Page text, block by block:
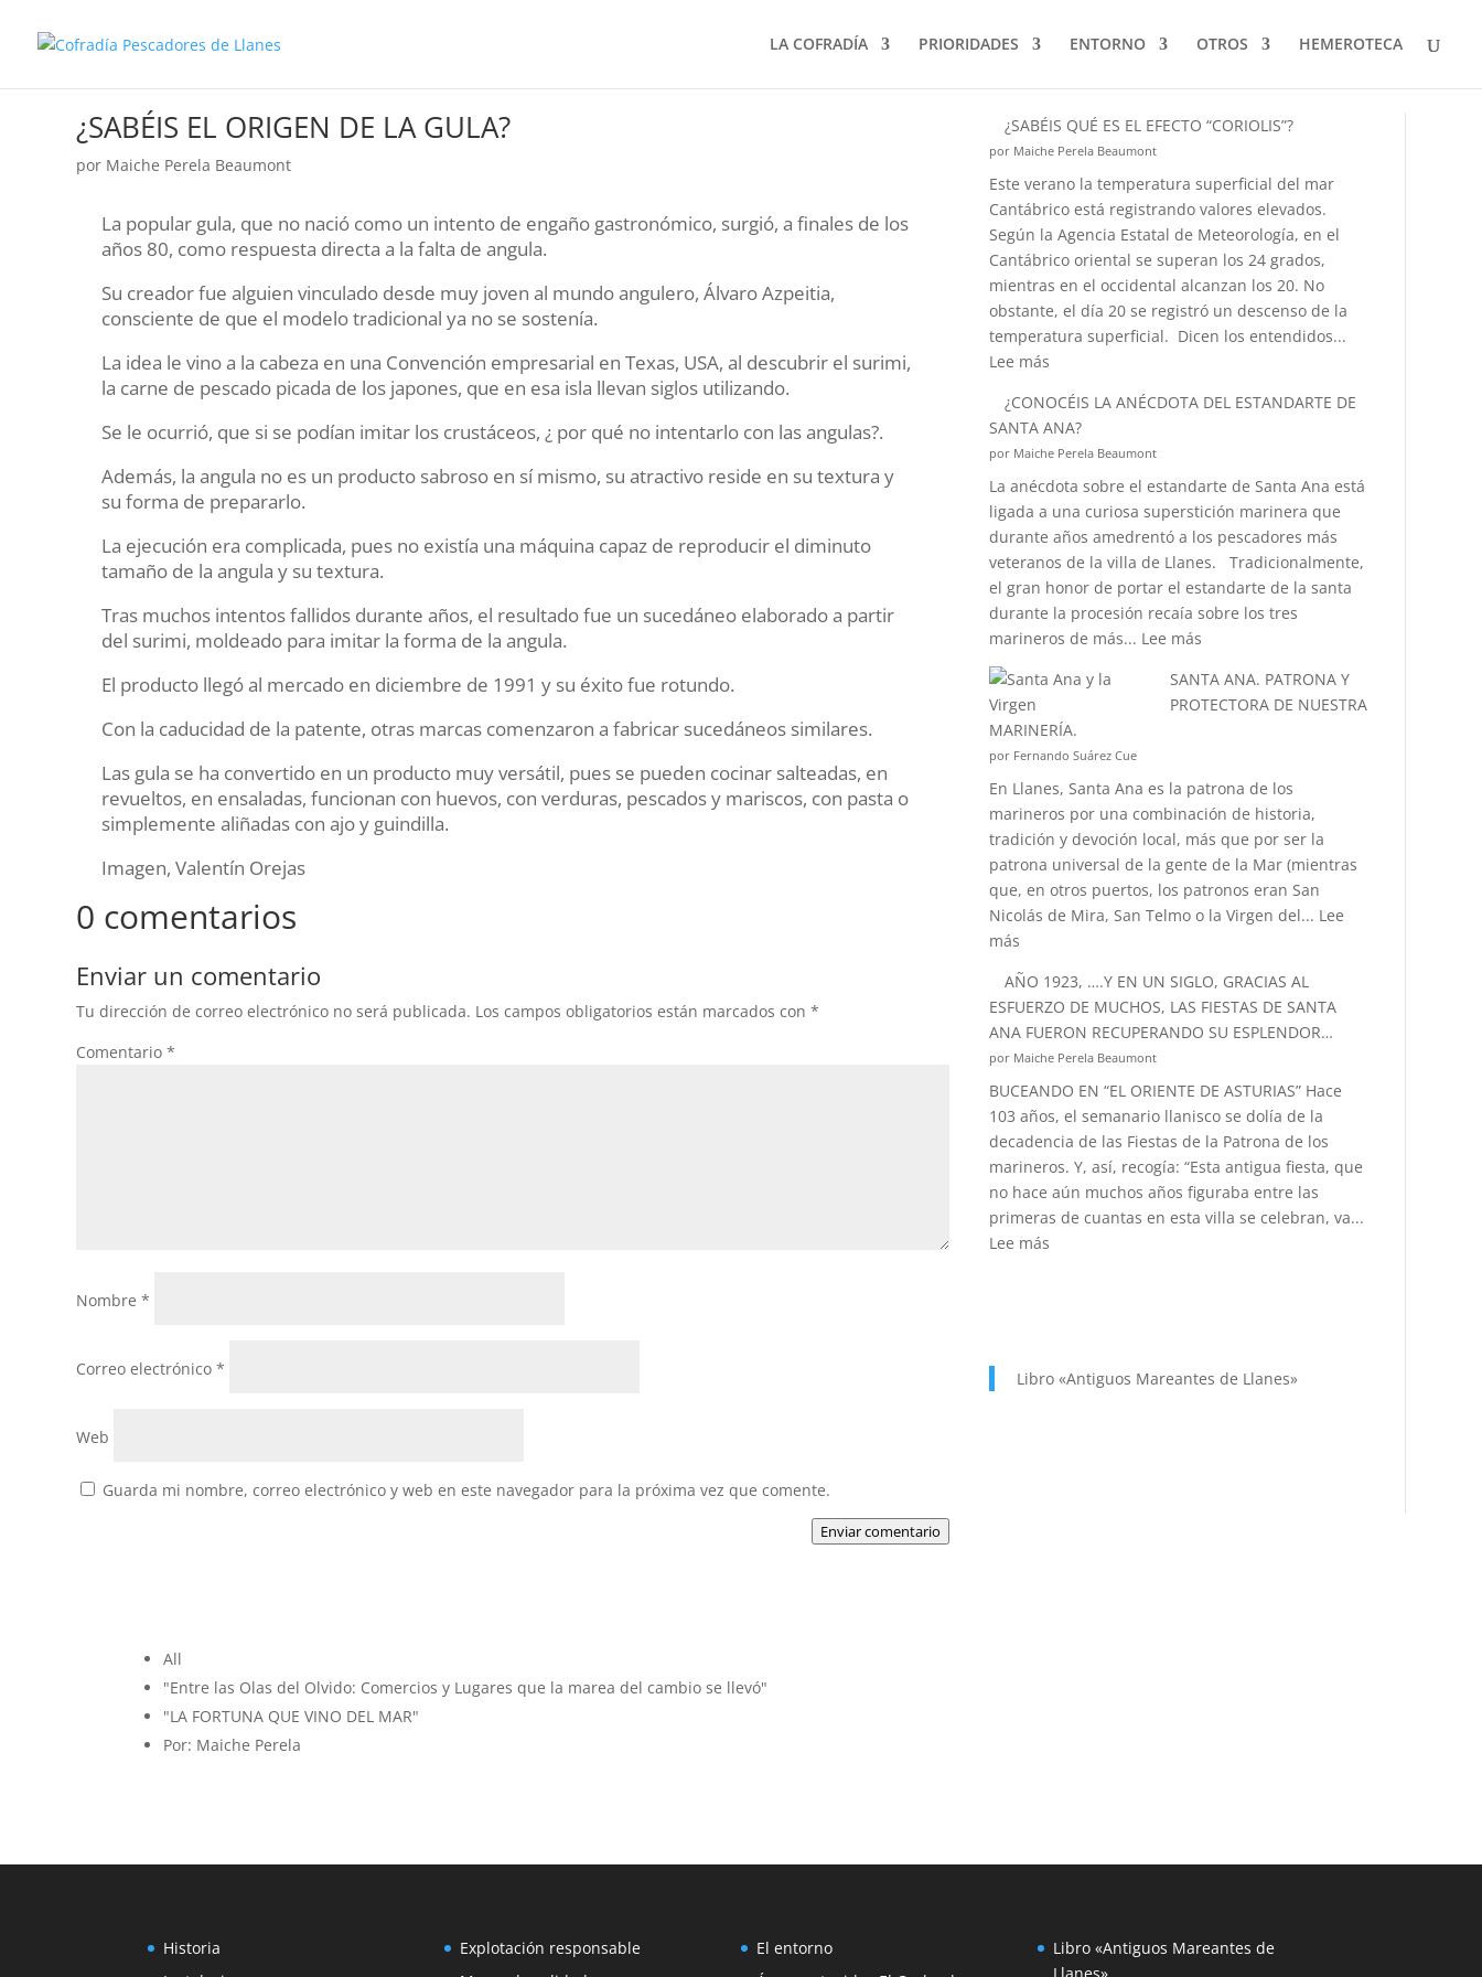
LA COFRADÍA PRIORIDADES ENTORNO OTROS HEMEROTECA
¿SABÉIS EL ORIGEN DE LA GULA?
por Maiche Perela Beaumont
La popular gula, que no nació como un intento de engaño gastronómico, surgió, a finales de los
años 80, como respuesta directa a la falta de angula.
Su creador fue alguien vinculado desde muy joven al mundo angulero, Álvaro Azpeitia,
consciente de que el modelo tradicional ya no se sostenía.
La idea le vino a la cabeza en una Convención empresarial en Texas, USA, al descubrir el surimi,
la carne de pescado picada de los japones, que en esa isla llevan siglos utilizando.
Se le ocurrió, que si se podían imitar los crustáceos, ¿ por qué no intentarlo con las angulas?.
Además, la angula no es un producto sabroso en sí mismo, su atractivo reside en su textura y
su forma de prepararlo.
La ejecución era complicada, pues no existía una máquina capaz de reproducir el diminuto
tamaño de la angula y su textura.
Tras muchos intentos fallidos durante años, el resultado fue un sucedáneo elaborado a partir
del surimi, moldeado para imitar la forma de la angula.
El producto llegó al mercado en diciembre de 1991 y su éxito fue rotundo.
Con la caducidad de la patente, otras marcas comenzaron a fabricar sucedáneos similares.
Las gula se ha convertido en un producto muy versátil, pues se pueden cocinar salteadas, en
revueltos, en ensaladas, funcionan con huevos, con verduras, pescados y mariscos, con pasta o
simplemente aliñadas con ajo y guindilla.
Imagen, Valentín Orejas
0 comentarios
Enviar un comentario
Tu dirección de correo electrónico no será publicada. Los campos obligatorios están marcados con *
Comentario *
Nombre *
Correo electrónico *
Web
Guarda mi nombre, correo electrónico y web en este navegador para la próxima vez que comente.
Enviar comentario
¿SABÉIS QUÉ ES EL EFECTO “CORIOLIS”?
por Maiche Perela Beaumont
Este verano la temperatura superficial del mar
Cantábrico está registrando valores elevados.
Según la Agencia Estatal de Meteorología, en el
Cantábrico oriental se superan los 24 grados,
mientras en el occidental alcanzan los 20. No
obstante, el día 20 se registró un descenso de la
temperatura superficial. Dicen los entendidos...
Lee más
QUÉ
ES
EL
EFECTO
“CORIOLIS”?
¿CONOCÉIS LA ANÉCDOTA DEL ESTANDARTE DE
SANTA ANA?
por Maiche Perela Beaumont
La anécdota sobre el estandarte de Santa Ana está
ligada a una curiosa superstición marinera que
durante años amedrentó a los pescadores más
veteranos de la villa de Llanes. Tradicionalmente,
el gran honor de portar el estandarte de la santa
durante la procesión recaía sobre los tres
marineros de más... Lee más
LA
ANÉCDOTA
DE
SANTA
ANA?
SANTA ANA. PATRONA Y
PROTECTORA DE NUESTRA
MARINERÍA.
por Fernando Suárez Cue
En Llanes, Santa Ana es la patrona de los
marineros por una combinación de historia,
tradición y devoción local, más que por ser la
patrona universal de la gente de la Mar (mientras
que, en otros puertos, los patronos eran San
Nicolás de Mira, San Telmo o la Virgen del... Lee
más
ANA.
PATRONA
Y
PROTECTORA
DE
NUESTRA
MARINERÍA.
AÑO 1923, ….Y EN UN SIGLO, GRACIAS AL
ESFUERZO DE MUCHOS, LAS FIESTAS DE SANTA
ANA FUERON RECUPERANDO SU ESPLENDOR…
por Maiche Perela Beaumont
BUCEANDO EN “EL ORIENTE DE ASTURIAS” Hace
103 años, el semanario llanisco se dolía de la
decadencia de las Fiestas de la Patrona de los
marineros. Y, así, recogía: “Esta antigua fiesta, que
no hace aún muchos años figuraba entre las
primeras de cuantas en esta villa se celebran, va...
Lee más
UN
SIGLO,
Libro «Antiguos Mareantes de Llanes»
All
"Entre las Olas del Olvido: Comercios y Lugares que la marea del cambio se llevó"
"LA FORTUNA QUE VINO DEL MAR"
Por: Maiche Perela
Historia
Explotación responsable
El entorno
Libro «Antiguos Mareantes de